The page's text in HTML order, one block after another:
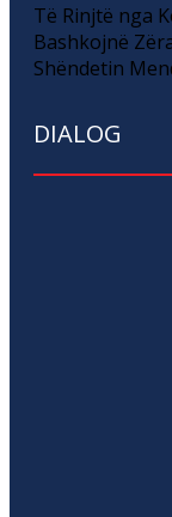
Të Rinjtë nga
Bashkojnë
Shëndetin
DIALOG